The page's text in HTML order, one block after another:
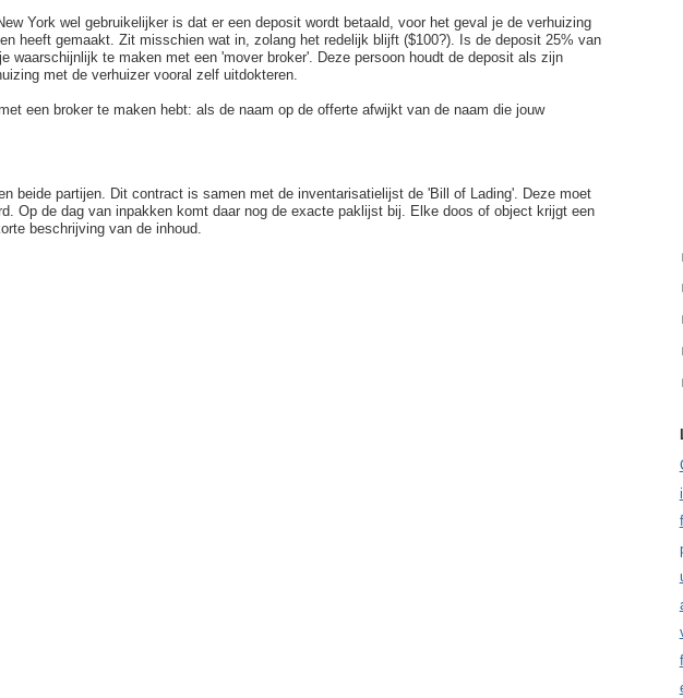
York wel gebruikelijker is dat er een deposit wordt betaald, voor het geval je de verhuizing
heeft gemaakt. Zit misschien wat in, zolang het redelijk blijft ($100?). Is de deposit 25% van
waarschijnlijk te maken met een 'mover broker'. Deze persoon houdt de deposit als zijn
met de verhuizer vooral zelf uitdokteren.
een broker te maken hebt: als de naam op de offerte afwijkt van de naam die jouw
beide partijen. Dit contract is samen met de inventarisatielijst de 'Bill of Lading'. Deze moet
Op de dag van inpakken komt daar nog de exacte paklijst bij. Elke doos of object krijgt een
beschrijving van de inhoud.